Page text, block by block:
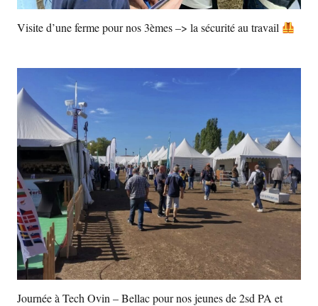
Visite d’une ferme pour nos 3èmes –> la sécurité au travail
Journée à Tech Ovin – Bellac pour nos jeunes de 2sd PA et